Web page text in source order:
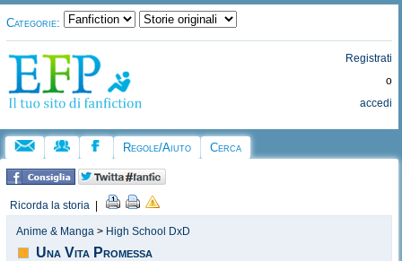
Categorie:
Registrati
o
accedi
Regole/Aiuto Cerca
Ricorda la storia
Anime & Manga > High School DxD
Una Vita Promessa